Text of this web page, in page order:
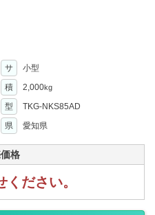
サ
小型
積 2,000kg
型
TKG-NKS85AD
県 愛知県
格
ださい。